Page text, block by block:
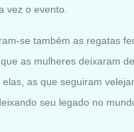
vez o evento.
se também as regatas
as mulheres deixaram
as que seguiram
seu legado no